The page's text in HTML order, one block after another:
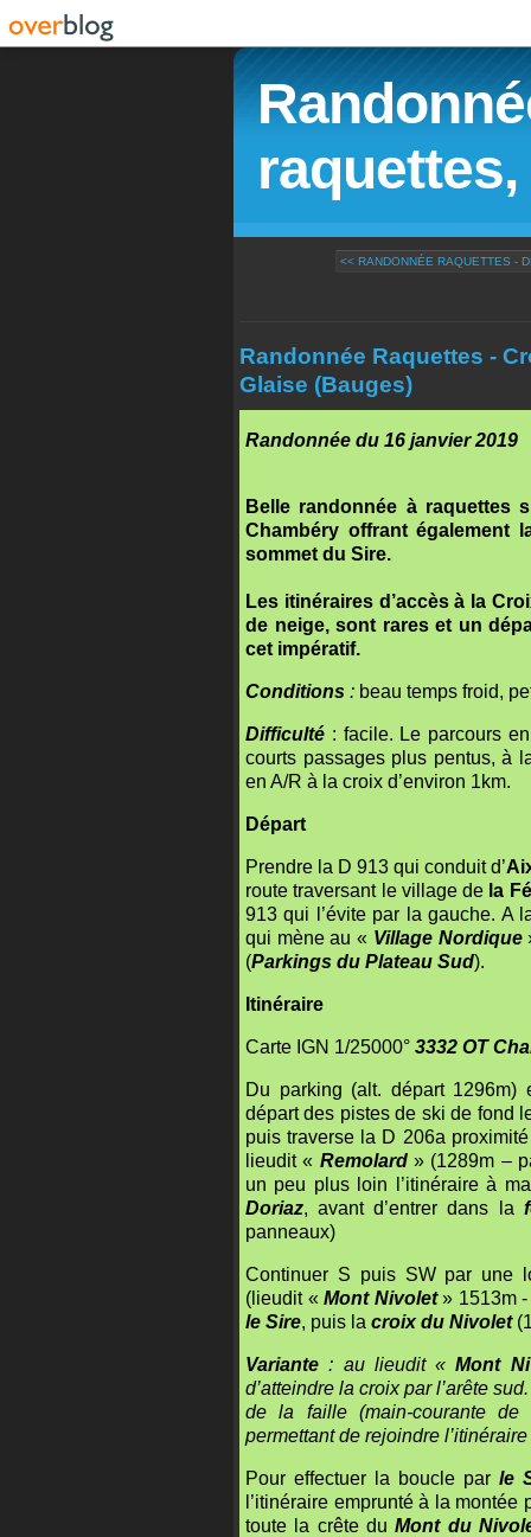
<< RANDONNÉE RAQUETTES -
Randonnée Raquettes -
Glaise (Bauges)
Randonnée du 16 janvier 2019
Belle randonnée à raquettes
Chambéry offrant également
sommet du Sire.
Les itinéraires d’accès à la
de neige, sont rares et un
cet impératif.
Conditions : beau temps froid,
Difficulté : facile. Le parcours
courts passages plus pentus, à
en A/R à la croix d’environ 1km.
Départ
Prendre la D 913 qui conduit d’
route traversant le village de la
913 qui l’évite par la gauche. A
qui mène au « Village Nordique
(Parkings du Plateau Sud).
Itinéraire
Carte IGN 1/25000° 3332 OT
Du parking (alt. départ
départ des pistes de ski de fond
puis traverse la D 206a
lieudit « Remolard» (1289m –
un peu plus loin l’itinéraire à
Doriaz, avant d’entrer dans la
panneaux)
Continuer S puis SW par une
(lieudit «Mont Nivolet» 1513m -
le Sire, puis la croix du Nivolet
Variante : au lieudit «Mont
d’atteindre la croix par l’arête
de la faille (main-courante
permettant de rejoindre
Pour effectuer la boucle par le
l’itinéraire emprunté à la
toute la crête duMont du